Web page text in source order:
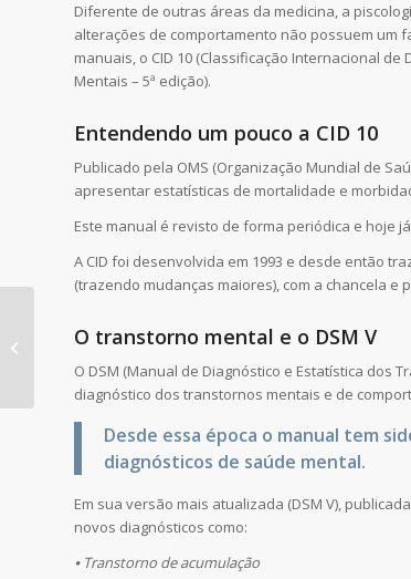
Diferente de outras áreas da medicina, a
alterações de comportamento não possuem um
manuais, o CID 10 (Classificação Internacional de
Mentais – 5ª edição).
Entendendo um pouco a CID 10
Publicado pela OMS (Organização Mundial de
apresentar estatísticas de mortalidade e
Este manual é revisto de forma periódica e hoje
A CID foi desenvolvida em 1993 e desde então
(trazendo mudanças maiores), com a chancela e
O transtorno mental e o DSM V
O DSM (Manual de Diagnóstico e Estatística dos
diagnóstico dos transtornos mentais e de
Desde essa época o manual tem
diagnósticos de saúde mental.
Em sua versão mais atualizada (DSM V),
novos diagnósticos como:
⦁ Transtorno de acumulação
A família e o